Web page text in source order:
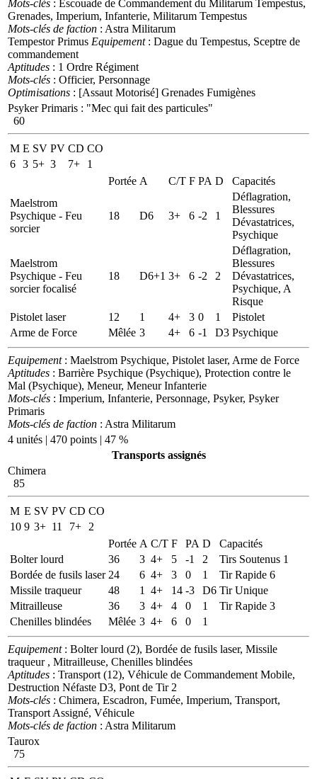
Mots-clés : Escouade de Commandement du Militarum Tempestus,
Grenades, Imperium, Infanterie, Militarum Tempestus
Mots-clés de faction : Astra Militarum
Tempestor Primus Equipement: Dague du Tempestus, Sceptre de
commandement
Aptitudes : 1 Ordre Régiment
Mots-clés : Officier, Personnage
Optimisations : [Assaut Motorisé] Grenades Fumigènes
Psyker Primaris : "Mec qui fait des particules"
60
M E SV PV CD CO
6 3 5+ 3 7+
1
Portée A C/T F PA D
Capacités
Maelstrom
Psychique - Feu
sorcier
18 D6 3+ 6 -2 1
Déflagration,
Blessures
Dévastatrices,
Psychique
Maelstrom
Psychique - Feu
sorcier focalisé
18 D6+1 3+ 6 -2 2
Déflagration,
Blessures
Dévastatrices,
Psychique, A
Risque
Pistolet laser
12 1 4+ 3 0 1
Pistolet
Arme de Force
Mêlée 3 4+ 6 -1 D3 Psychique
Equipement: Maelstrom Psychique, Pistolet laser, Arme de Force
Aptitudes : Barrière Psychique (Psychique), Protection contre le
Mal (Psychique), Meneur, Meneur Infanterie
Mots-clés : Imperium, Infanterie, Personnage, Psyker, Psyker
Primaris
Mots-clés de faction : Astra Militarum
4 unités | 470 points | 47 %
Transports assignés
Chimera
85
M E SV PV CD CO
10 9 3+ 11 7+
2
Portée A C/T F PA D
Capacités
Bolter lourd
36 3 4+ 5 -1 2
Tirs Soutenus 1
Bordée de fusils laser 24 6 4+ 3 0 1
Tir Rapide 6
Missile traqueur
48 1 4+ 14 -3 D6 Tir Unique
Mitrailleuse
36 3 4+ 4 0 1
Tir Rapide 3
Chenilles blindées
Mêlée 3 4+ 6 0 1
Equipement: Bolter lourd (2), Bordée de fusils laser, Missile
traqueur , Mitrailleuse, Chenilles blindées
Aptitudes : Transport (12), Véhicule de Commandement Mobile,
Destruction Néfaste D3, Pont de Tir 2
Mots-clés : Chimera, Escadron, Fumée, Imperium, Transport,
Transport Assigné, Véhicule
Mots-clés de faction : Astra Militarum
Taurox
75